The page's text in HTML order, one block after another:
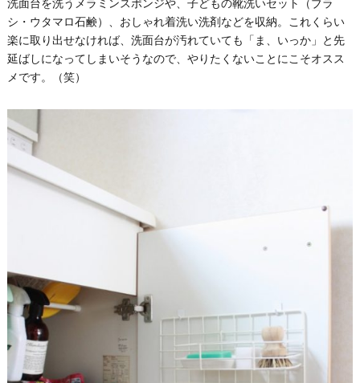
洗面台を洗うメラミンスポンジや、子どもの靴洗いセット（ブラ
シ・ウタマロ石鹸）、おしゃれ着洗い洗剤などを収納。これくらい
楽に取り出せなければ、洗面台が汚れていても「ま、いっか」と先
延ばしになってしまいそうなので、やりたくないことにこそオスス
メです。（笑）